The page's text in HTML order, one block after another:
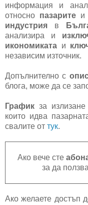
информация и
относно пазарите и
индустрия в
анализира и
икономиката и
независим източник.
Допълнително с
блога, може да се
График за
които идва
свалите от тук.
Ако вече сте
за да
Ако желаете достъп